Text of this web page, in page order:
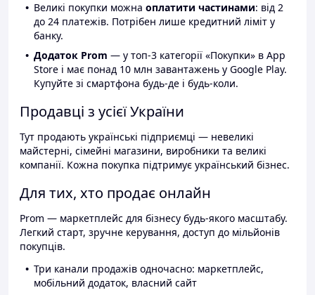
Великі покупки можна оплатити частинами: від 2
до 24 платежів. Потрібен лише кредитний ліміт у
банку.
Додаток Prom — у топ-3 категорії «Покупки» в App
Store і має понад 10 млн завантажень у Google Play.
Купуйте зі смартфона будь-де і будь-коли.
Продавці з усієї України
Тут продають українські підприємці — невеликі
майстерні, сімейні магазини, виробники та великі
компанії. Кожна покупка підтримує український бізнес.
Для тих, хто продає онлайн
Prom — маркетплейс для бізнесу будь-якого масштабу.
Легкий старт, зручне керування, доступ до мільйонів
покупців.
Три канали продажів одночасно: маркетплейс,
мобільний додаток, власний сайт